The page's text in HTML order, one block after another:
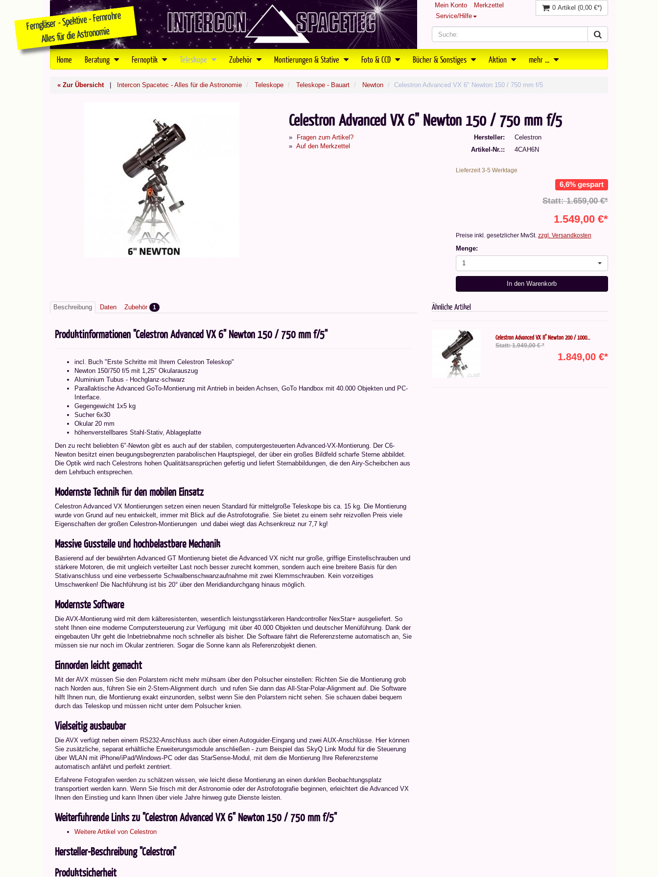
Mein Konto
Merkzettel
Service/Hilfe
0 Artikel (0,00 €*)
Home Beratung Fernoptik Teleskope Zubehör Montierungen & Stative Foto & CCD Bücher & Sonstiges Aktion mehr ...
« Zur Übersicht| Intercon Spacetec - Alles für die Astronomie Teleskope Teleskope - Bauart Newton Celestron Advanced VX 6" Newton 150 / 750 mm f/5
Celestron Advanced VX 6" Newton 150 / 750 mm f/5
Fragen zum Artikel?
Auf den Merkzettel
Hersteller
Celestron
Artikel-Nr.:
4CAH6N
Lieferzeit 3-5 Werktage
6,6% gespart
Statt: 1.659,00 €*
1.549,00 €*
Preise inkl. gesetzlicher MwSt. zzgl. Versandkosten
Menge:
1
In den Warenkorb
Beschreibung Daten Zubehör 1
Produktinformationen "Celestron Advanced VX 6" Newton 150 / 750 mm f/5"
incl. Buch "Erste Schritte mit Ihrem Celestron Teleskop"
Newton 150/750 f/5 mit 1,25" Okularauszug
Aluminium Tubus - Hochglanz-schwarz
Parallaktische Advanced GoTo-Montierung mit Antrieb in beiden Achsen, GoTo Handbox mit 40.000 Objekten und PC-
Interface.
Gegengewicht 1x5 kg
Sucher 6x30
Okular 20 mm
höhenverstellbares Stahl-Stativ, Ablageplatte
Den zu recht beliebten 6"-Newton gibt es auch auf der stabilen, computergesteuerten Advanced-VX-Montierung. Der C6-
Newton besitzt einen beugungsbegrenzten parabolischen Hauptspiegel, der über ein großes Bildfeld scharfe Sterne abbildet.
Die Optik wird nach Celestrons hohen Qualitätsansprüchen gefertig und liefert Sternabbildungen, die den Airy-Scheibchen aus
dem Lehrbuch entsprechen.
Modernste Technik für den mobilen Einsatz
Celestron Advanced VX Montierungen setzen einen neuen Standard für mittelgroße Teleskope bis ca. 15 kg. Die Montierung
wurde von Grund auf neu entwickelt, immer mit Blick auf die Astrofotografie. Sie bietet zu einem sehr reizvollen Preis viele
Eigenschaften der großen Celestron-Montierungen  und dabei wiegt das Achsenkreuz nur 7,7 kg!
Massive Gussteile und hochbelastbare Mechanik
Basierend auf der bewährten Advanced GT Montierung bietet die Advanced VX nicht nur große, griffige Einstellschrauben und
stärkere Motoren, die mit ungleich verteilter Last noch besser zurecht kommen, sondern auch eine breitere Basis für den
Stativanschluss und eine verbesserte Schwalbenschwanzaufnahme mit zwei Klemmschrauben. Kein vorzeitiges
Umschwenken! Die Nachführung ist bis 20° über den Meridiandurchgang hinaus möglich.
Modernste Software
Die AVX-Montierung wird mit dem kälteresistenten, wesentlich leistungsstärkeren Handcontroller NexStar+ ausgeliefert. So
steht Ihnen eine moderne Computersteuerung zur Verfügung  mit über 40.000 Objekten und deutscher Menüführung. Dank der
eingebauten Uhr geht die Inbetriebnahme noch schneller als bisher. Die Software fährt die Referenzsterne automatisch an, Sie
müssen sie nur noch im Okular zentrieren. Sogar die Sonne kann als Referenzobjekt dienen.
Einnorden leicht gemacht
Mit der AVX müssen Sie den Polarstern nicht mehr mühsam über den Polsucher einstellen: Richten Sie die Montierung grob
nach Norden aus, führen Sie ein 2-Stern-Alignment durch  und rufen Sie dann das All-Star-Polar-Alignment auf. Die Software
hilft Ihnen nun, die Montierung exakt einzunorden, selbst wenn Sie den Polarstern nicht sehen. Sie schauen dabei bequem
durch das Teleskop und müssen nicht unter dem Polsucher knien.
Vielseitig ausbaubar
Die AVX verfügt neben einem RS232-Anschluss auch über einen Autoguider-Eingang und zwei AUX-Anschlüsse. Hier können
Sie zusätzliche, separat erhältliche Erweiterungsmodule anschließen - zum Beispiel das SkyQ Link Modul für die Steuerung
über WLAN mit iPhone/iPad/Windows-PC oder das StarSense-Modul, mit dem die Montierung Ihre Referenzsterne
automatisch anfährt und perfekt zentriert.
Erfahrene Fotografen werden zu schätzen wissen, wie leicht diese Montierung an einen dunklen Beobachtungsplatz
transportiert werden kann. Wenn Sie frisch mit der Astronomie oder der Astrofotografie beginnen, erleichtert die Advanced VX
Ihnen den Einstieg und kann Ihnen über viele Jahre hinweg gute Dienste leisten.
Weiterführende Links zu "Celestron Advanced VX 6" Newton 150 / 750 mm f/5"
Weitere Artikel von Celestron
Hersteller-Beschreibung "Celestron"
Produktsicherheit
Ähnliche Artikel
Celestron Advanced VX 8" Newton 200 / 1000...
Statt: 1.949,00 € *
1.849,00 €*